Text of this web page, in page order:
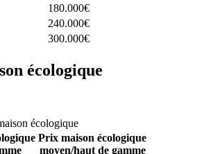
180.000€
240.000€
300.000€
écologique
écologique
Prix maison écologique
moyen/haut de gamme